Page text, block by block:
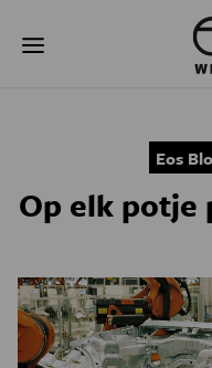
naar
GEZONDHEID
NATUURWETENSCHAPPEN
PSYCHE & BREIN
PODCAST
Eos
Op elk